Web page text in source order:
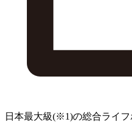
日本最大級(※1)の総合ライフ